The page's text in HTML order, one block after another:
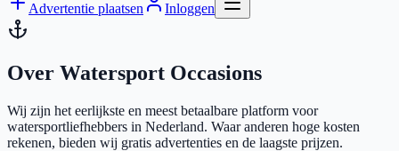
Advertentie plaatsen
Inloggen
Over Watersport Occasions
Wij zijn het eerlijkste en meest betaalbare platform voor
watersportliefhebbers in Nederland. Waar anderen hoge kosten
rekenen, bieden wij gratis advertenties en de laagste prijzen.